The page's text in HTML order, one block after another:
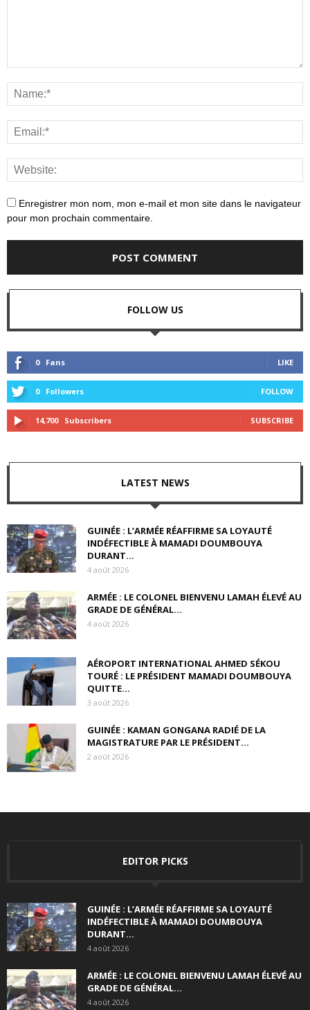
Enregistrer mon nom, mon e-mail et mon site dans le navigateur
pour mon prochain commentaire.
FOLLOW US
0 Fans LIKE
0 Followers FOLLOW
14,700 Subscribers SUBSCRIBE
LATEST NEWS
GUINÉE : L’ARMÉE RÉAFFIRME SA LOYAUTÉ
INDÉFECTIBLE À MAMADI DOUMBOUYA
DURANT...
4 août 2026
ARMÉE : LE COLONEL BIENVENU LAMAH ÉLEVÉ AU
GRADE DE GÉNÉRAL...
4 août 2026
AÉROPORT INTERNATIONAL AHMED SÉKOU
TOURÉ : LE PRÉSIDENT MAMADI DOUMBOUYA
QUITTE...
3 août 2026
GUINÉE : KAMAN GONGANA RADIÉ DE LA
MAGISTRATURE PAR LE PRÉSIDENT...
2 août 2026
EDITOR PICKS
GUINÉE : L’ARMÉE RÉAFFIRME SA LOYAUTÉ
INDÉFECTIBLE À MAMADI DOUMBOUYA
DURANT...
4 août 2026
ARMÉE : LE COLONEL BIENVENU LAMAH ÉLEVÉ AU
GRADE DE GÉNÉRAL...
4 août 2026